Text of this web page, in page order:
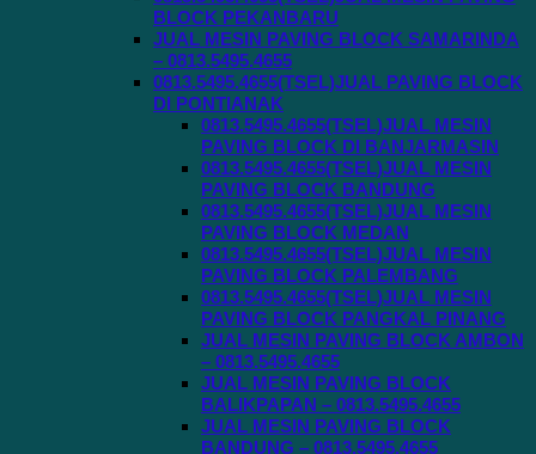
BLOCK PEKANBARU
JUAL MESIN PAVING BLOCK SAMARINDA
– 0813.5495.4655
0813.5495.4655(TSEL)JUAL PAVING BLOCK
DI PONTIANAK
0813.5495.4655(TSEL)JUAL MESIN
PAVING BLOCK DI BANJARMASIN
0813.5495.4655(TSEL)JUAL MESIN
PAVING BLOCK BANDUNG
0813.5495.4655(TSEL)JUAL MESIN
PAVING BLOCK MEDAN
0813.5495.4655(TSEL)JUAL MESIN
PAVING BLOCK PALEMBANG
0813.5495.4655(TSEL)JUAL MESIN
PAVING BLOCK PANGKAL PINANG
JUAL MESIN PAVING BLOCK AMBON
– 0813.5495.4655
JUAL MESIN PAVING BLOCK
BALIKPAPAN – 0813.5495.4655
JUAL MESIN PAVING BLOCK
BANDUNG – 0813.5495.4655